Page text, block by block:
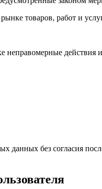
товаров, работ и
действия
без согласия